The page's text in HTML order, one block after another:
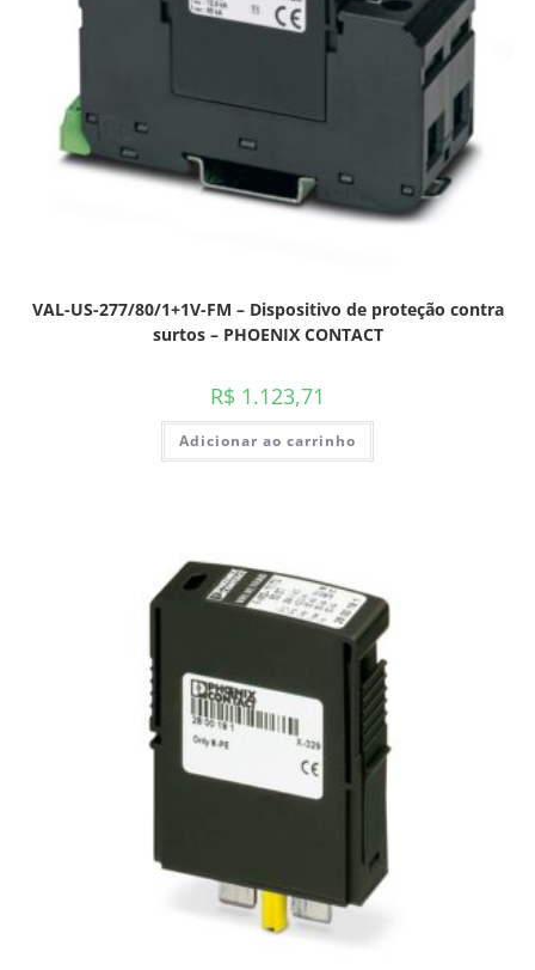
VAL-US-277/80/1+1V-FM – Dispositivo de proteção contra
surtos – PHOENIX CONTACT
R$ 1.123,71
Adicionar ao carrinho